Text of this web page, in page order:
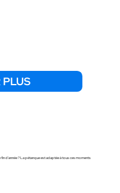
PLUS
d'année ? La pétanque est adaptée à tous ces moments